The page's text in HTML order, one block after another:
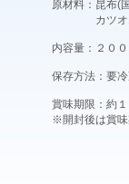
原材料：昆布(
カツオエキ
内容量：２００
保存方法：要
賞味期限：約１
※開封後は賞味